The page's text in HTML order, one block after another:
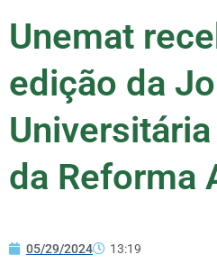
Unemat
edição da
da Reforma
05/29/2024 13:19